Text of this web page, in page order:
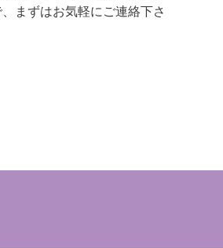
まずはお気軽にご連絡下さ